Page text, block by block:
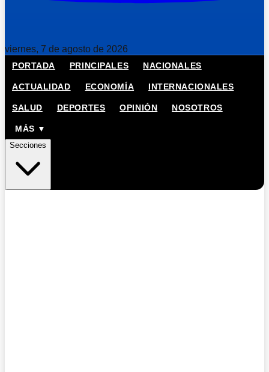
viernes, 7 de agosto de 2026
PORTADA PRINCIPALES NACIONALES
ACTUALIDAD ECONOMÍA INTERNACIONALES
SALUD DEPORTES OPINIÓN NOSOTROS
MÁS ▼
Secciones